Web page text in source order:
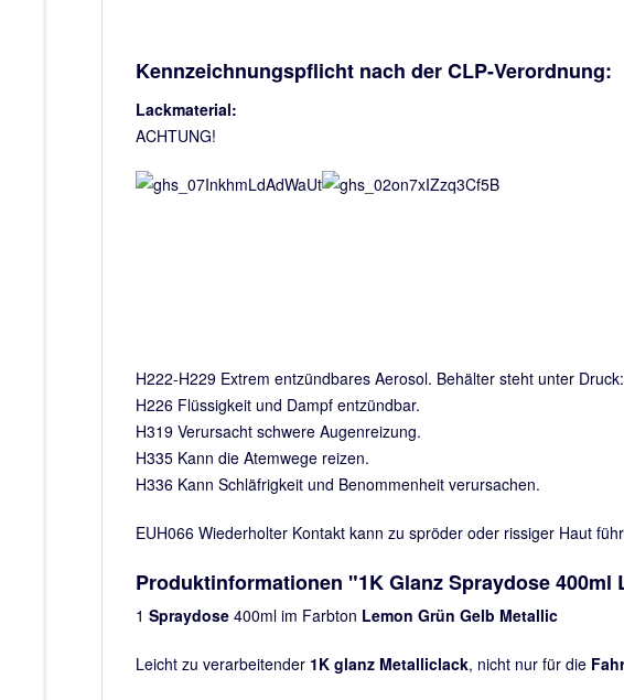
Kennzeichnungspflicht nach der CLP-Verordnung:
Lackmaterial:
ACHTUNG!
H222-H229 Extrem entzündbares Aerosol. Behälter steht unter
H226 Flüssigkeit und Dampf entzündbar.
H319 Verursacht schwere Augenreizung.
H335 Kann die Atemwege reizen.
H336 Kann Schläfrigkeit und Benommenheit verursachen.
EUH066 Wiederholter Kontakt kann zu spröder oder rissiger Haut
Produktinformationen "1K Glanz Spraydose 400ml
1 Spraydose 400ml im Farbton Lemon Grün Gelb Metallic
Leicht zu verarbeitender 1K glanz Metalliclack, nicht nur für die